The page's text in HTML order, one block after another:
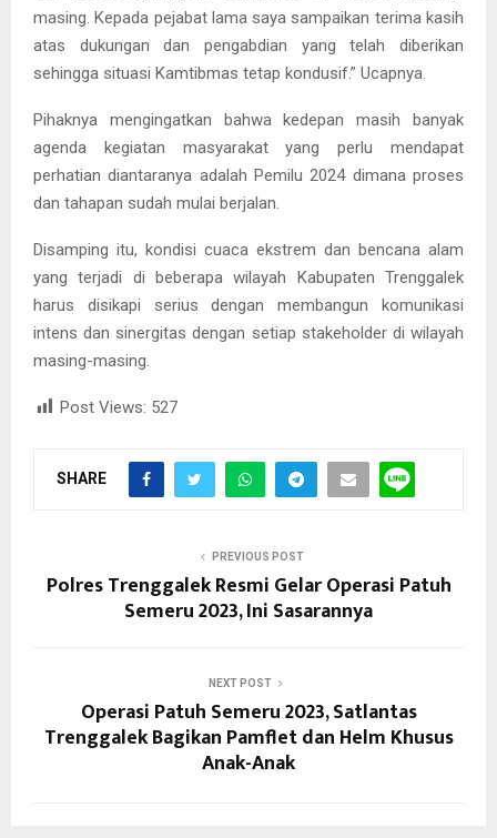
masing. Kepada pejabat lama saya sampaikan terima kasih
atas dukungan dan pengabdian yang telah diberikan
sehingga situasi Kamtibmas tetap kondusif.” Ucapnya.
Pihaknya mengingatkan bahwa kedepan masih banyak
agenda kegiatan masyarakat yang perlu mendapat
perhatian diantaranya adalah Pemilu 2024 dimana proses
dan tahapan sudah mulai berjalan.
Disamping itu, kondisi cuaca ekstrem dan bencana alam
yang terjadi di beberapa wilayah Kabupaten Trenggalek
harus disikapi serius dengan membangun komunikasi
intens dan sinergitas dengan setiap stakeholder di wilayah
masing-masing.
Post Views: 527
SHARE
PREVIOUS POST
Polres Trenggalek Resmi Gelar Operasi Patuh
Semeru 2023, Ini Sasarannya
NEXT POST
Operasi Patuh Semeru 2023, Satlantas
Trenggalek Bagikan Pamflet dan Helm Khusus
Anak-Anak